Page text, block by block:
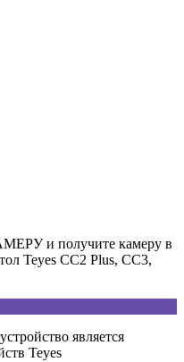
и получите камеру в
Teyes CC2 Plus, CC3,
является
Teyes